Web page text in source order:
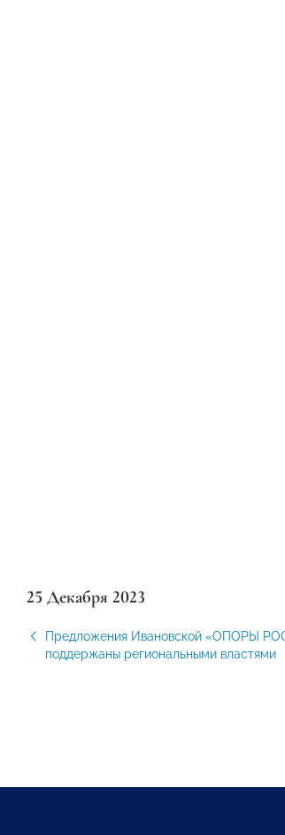
25 Декабря 2023
Предложения Ивановской «ОПОРЫ
поддержаны региональными властями